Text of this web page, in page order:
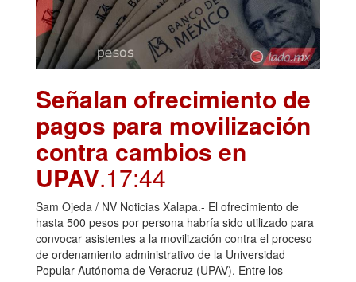
Señalan ofrecimiento de
pagos para movilización
contra cambios en
UPAV.17:44
Sam Ojeda / NV Noticias Xalapa.- El ofrecimiento de
hasta 500 pesos por persona habría sido utilizado para
convocar asistentes a la movilización contra el proceso
de ordenamiento administrativo de la Universidad
Popular Autónoma de Veracruz (UPAV). Entre los